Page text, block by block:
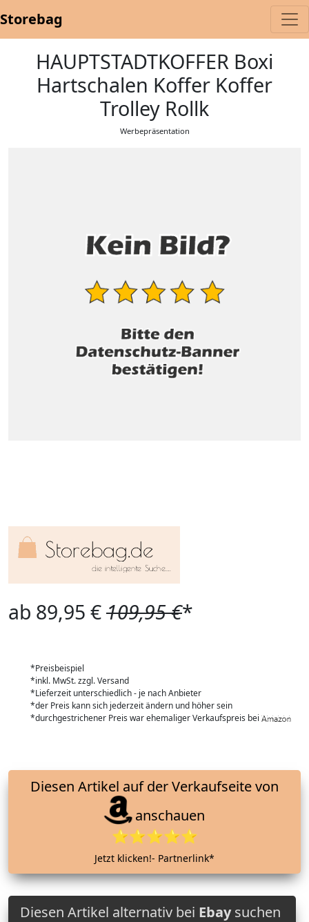
Storebag
HAUPTSTADTKOFFER Boxi
Hartschalen Koffer Koffer
Trolley Rollk
Werbepräsentation
ab 89,95 €109,95 €*
*Preisbeispiel
*inkl. MwSt. zzgl. Versand
*Lieferzeit unterschiedlich - je nach Anbieter
*der Preis kann sich jederzeit ändern und höher sein
*durchgestrichener Preis war ehemaliger Verkaufspreis bei
anschauen
⭐⭐⭐⭐⭐
Jetzt klicken!- Partnerlink*
Diesen Artikel alternativ bei Ebaysuchen